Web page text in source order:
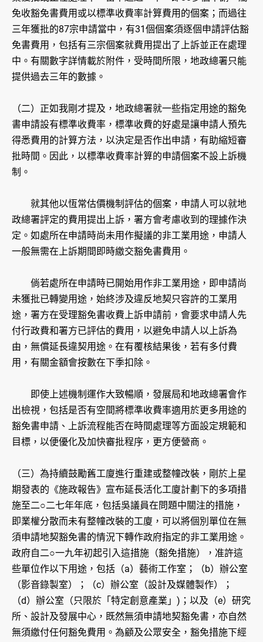
免收豁免書費用或以標準收費率計算費用的個案；而過往
三年獲批的87宗申請當中，有31個個案須逐個申請評估豁
免書費用，包括有三宗個案就費用提出了上訴並正在處理
中。有關數字詳情載於附件，受時間所限，地政總署只能
提供過去三年的數據。
（二）正如我剛才提及，地政總署就一些指定用途的豁免
書申請設有標準收費率，標準收費的好處是讓申請人預先
得悉費用的計算方法，以決定是否作出申請，有助縮短審
批時間。因此，以標準收費率計算的申請個案不設上訴機
制。
就其他以恆常估價機制評估的個案，申請人可以就地
政總署評定的費用提出上訴，署方會考慮收到的理據作決
定。如處所在申請時尚未用作擬議的非工業用途，申請人
一般無需在上訴期間即時繳交豁免書費用。
倘若處所在申請時已開始用作非工業用途，即申請尚
未獲批已轉變用途，始終涉及違反地契只容許的工業用
途，署方在受理豁免書收費上訴申請前，會要求申請人先
付行政費和署方已評估的費用，以避免申請人以上訴為
由，無償延長違契用途。在有覆核結果後，若有多付費
用，有關金額會按數在下季扣除。
即使上述機制運作大致暢順，發展局和地政總署會作
出檢視，包括是否有空間將標準收費率適用於更多用途的
豁免書申請、上訴流程能否在時間處理等方面設定規範和
目標，以便優化及加快審批程序，更方便營商。
（三）為持續鼓勵舊工廈進行重建或整幢改裝，剛於上星
期發表的《施政報告》宣布延長活化工廈計劃下的多項措
施至二○二七年年底，包括吳議員在問題中關注的措施，
即業權分散而未有整幢改裝的工廈，可以將個別單位在無
須申請地契豁免書的情況下轉作政府指定的非工業用途。
政府自二○一九年初起引入這措施（豁免措施），准許這
些單位作以下用途，包括（a）藝術工作室；（b）辦公室
（影音錄製室）；（c）辦公室（設計及媒體製作）；
（d）辦公室（只限於「特定創意產業」)；以及（e）研究
所、設計及發展中心，既然無須申請地契豁免書，亦自然
無須繳付任何豁免費用。為顧及公眾安全，豁免措施下經